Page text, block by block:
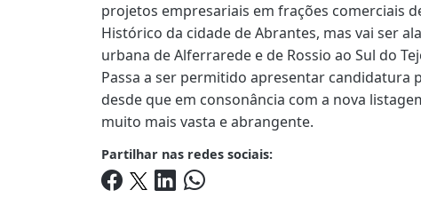
projetos empresariais em frações comerciais
Histórico da cidade de Abrantes, mas vai ser
urbana de Alferrarede e de Rossio ao Sul do
Passa a ser permitido apresentar candidatura
desde que em consonância com a nova
muito mais vasta e abrangente.
Partilhar nas redes sociais: